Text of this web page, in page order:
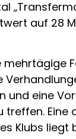
auf 28
und eine
treffen. Eine
Klubs liegt